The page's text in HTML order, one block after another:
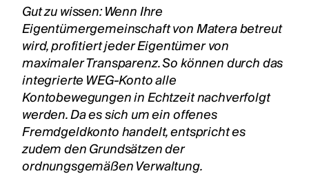
Gut zu wissen: Wenn Ihre
Eigentümergemeinschaft von Matera betreut
wird, profitiert jeder Eigentümer von
maximaler Transparenz. So können durch das
integrierte WEG-Konto alle
Kontobewegungen in Echtzeit nachverfolgt
werden. Da es sich um ein offenes
Fremdgeldkonto handelt, entspricht es
zudem den Grundsätzen der
ordnungsgemäßen Verwaltung.